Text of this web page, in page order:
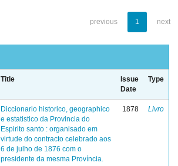
previous 1 next
Title
Issue
Date
Type
Diccionario historico, geographico
e estatistico da Provincia do
Espirito santo : organisado em
virtude do contracto celebrado aos
6 de julho de 1876 com o
presidente da mesma Província.
1878 Livro